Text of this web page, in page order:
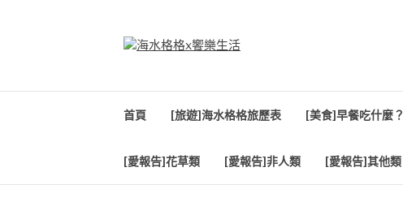
首頁 [旅遊]海水格格旅歷表 [美食]早餐吃什麼？
[愛報告]花草類 [愛報告]非人類 [愛報告]其他類